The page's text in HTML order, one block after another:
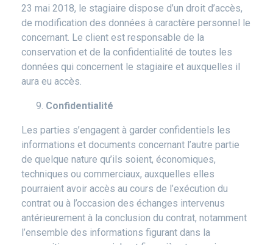
23 mai 2018, le stagiaire dispose d’un droit d’accès,
de modification des données à caractère personnel le
concernant. Le client est responsable de la
conservation et de la confidentialité de toutes les
données qui concernent le stagiaire et auxquelles il
aura eu accès.
Confidentialité
Les parties s’engagent à garder confidentiels les
informations et documents concernant l’autre partie
de quelque nature qu’ils soient, économiques,
techniques ou commerciaux, auxquelles elles
pourraient avoir accès au cours de l’exécution du
contrat ou à l’occasion des échanges intervenus
antérieurement à la conclusion du contrat, notamment
l’ensemble des informations figurant dans la